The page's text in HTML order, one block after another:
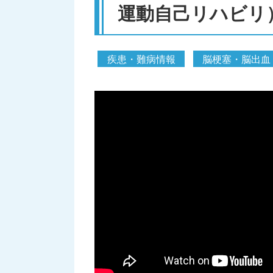
運動自己リハビリ）
疾患・難病情報 脳梗塞・脳出